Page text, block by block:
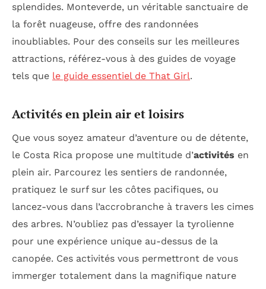
splendides. Monteverde, un véritable sanctuaire de
la forêt nuageuse, offre des randonnées
inoubliables. Pour des conseils sur les meilleures
attractions, référez-vous à des guides de voyage
tels que le guide essentiel de That Girl.
Activités en plein air et loisirs
Que vous soyez amateur d’aventure ou de détente,
le Costa Rica propose une multitude d’activités en
plein air. Parcourez les sentiers de randonnée,
pratiquez le surf sur les côtes pacifiques, ou
lancez-vous dans l’accrobranche à travers les cimes
des arbres. N’oubliez pas d’essayer la tyrolienne
pour une expérience unique au-dessus de la
canopée. Ces activités vous permettront de vous
immerger totalement dans la magnifique nature